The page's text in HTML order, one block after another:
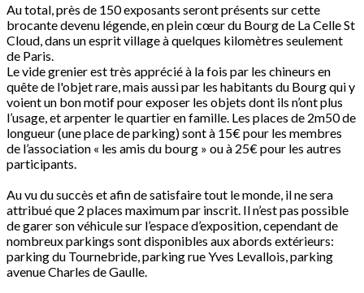
Au total, près de 150 exposants seront présents sur cette
brocante devenu légende, en plein cœur du Bourg de La Celle St
Cloud, dans un esprit village à quelques kilomètres seulement
de Paris.
Le vide grenier est très apprécié à la fois par les chineurs en
quête de l'objet rare, mais aussi par les habitants du Bourg qui y
voient un bon motif pour exposer les objets dont ils n’ont plus
l’usage, et arpenter le quartier en famille. Les places de 2m50 de
longueur (une place de parking) sont à 15€ pour les membres
de l’association « les amis du bourg » ou à 25€ pour les autres
participants.
Au vu du succès et afin de satisfaire tout le monde, il ne sera
attribué que 2 places maximum par inscrit. Il n’est pas possible
de garer son véhicule sur l’espace d’exposition, cependant de
nombreux parkings sont disponibles aux abords extérieurs:
parking du Tournebride, parking rue Yves Levallois, parking
avenue Charles de Gaulle.